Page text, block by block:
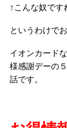
↑こんな奴です
というわけで
イオンカード
様感謝デーの
話です。